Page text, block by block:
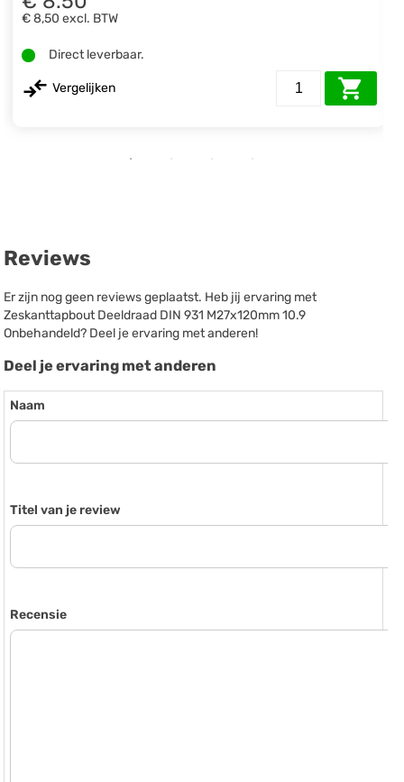
€ 8,50 excl. BTW
Direct leverbaar.
Vergelijken
Reviews
Er zijn nog geen reviews geplaatst. Heb jij ervaring met
Zeskanttapbout Deeldraad DIN 931 M27x120mm 10.9
Onbehandeld? Deel je ervaring met anderen!
Deel je ervaring met anderen
Naam
Titel van je review
Recensie